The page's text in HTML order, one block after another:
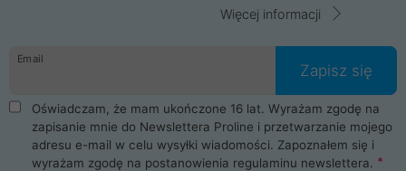
Więcej informacji
Email
Zapisz się
Oświadczam, że mam ukończone 16 lat. Wyrażam zgodę na
zapisanie mnie do Newslettera Proline i przetwarzanie mojego
adresu e-mail w celu wysyłki wiadomości. Zapoznałem się i
wyrażam zgodę na postanowienia regulaminu newslettera.